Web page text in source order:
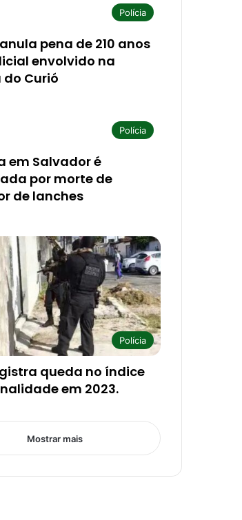
Polícia
pena de 210 anos
envolvido na
Curió
Polícia
em Salvador é
por morte de
de lanches
Polícia
queda no índice
em 2023.
Mostrar mais